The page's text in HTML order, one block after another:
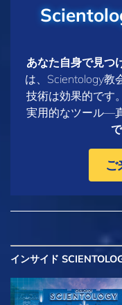
あなた自身で見つ
は、Scientology教
技術は効果的です
実用的なツール—
ご
インサイド